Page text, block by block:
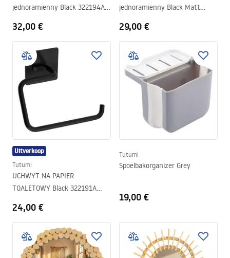
jednoramienny Black 322194A
32,00 €
jednoramienny Black Matt
29,00 €
Uitverkoop
Tutumi
UCHWYT NA PAPIER
TOALETOWY Black 322191A
24,00 €
Tutumi
Spoelbakorganizer Grey
19,00 €